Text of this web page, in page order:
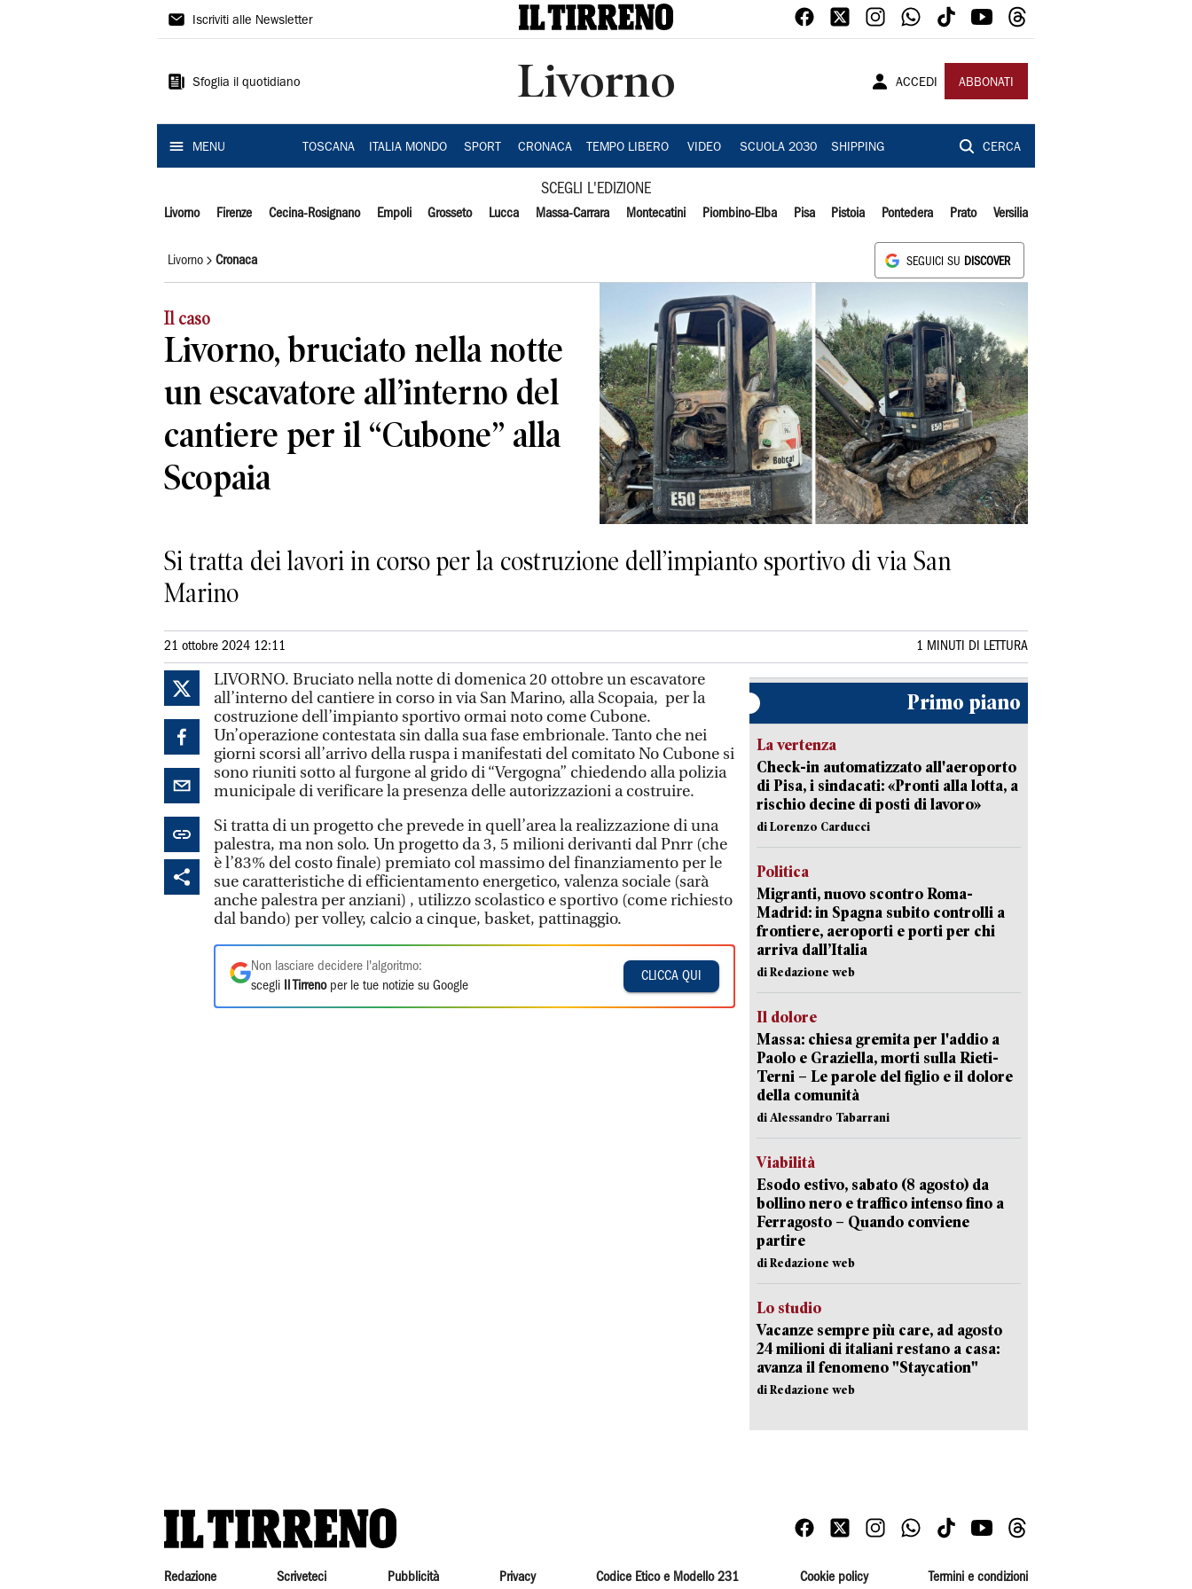
Il
Iscriviti alle Newsletter
Sfoglia il quotidiano Livorno ACCEDI ABBONATI
MENU TOSCANA ITALIA MONDO SPORT CRONACA TEMPO LIBERO VIDEO SCUOLA 2030 SHIPPING CERCA
SCEGLI L'EDIZIONE
Livorno Firenze Cecina-Rosignano Empoli Grosseto Lucca Massa-Carrara Montecatini Piombino-Elba Pisa Pistoia Pontedera Prato Versilia
Livorno Cronaca SEGUICI SU DISCOVER
Il caso
Livorno, bruciato nella notte
un escavatore all’interno del
cantiere per il “Cubone” alla
Scopaia
Si tratta dei lavori in corso per la costruzione dell’impianto sportivo di via San
Marino
21 ottobre 2024 12:11 1 MINUTI DI LETTURA
LIVORNO. Bruciato nella notte di domenica 20 ottobre un escavatore
all’interno del cantiere in corso in via San Marino, alla Scopaia, per la
costruzione dell’impianto sportivo ormai noto come Cubone.
Un’operazione contestata sin dalla sua fase embrionale. Tanto che nei
giorni scorsi all’arrivo della ruspa i manifestati del comitato No Cubone si
sono riuniti sotto al furgone al grido di “Vergogna” chiedendo alla polizia
municipale di verificare la presenza delle autorizzazioni a costruire.
Si tratta di un progetto che prevede in quell’area la realizzazione di una
palestra, ma non solo. Un progetto da 3, 5 milioni derivanti dal Pnrr (che
è l’83% del costo finale) premiato col massimo del finanziamento per le
sue caratteristiche di efficientamento energetico, valenza sociale (sarà
anche palestra per anziani) , utilizzo scolastico e sportivo (come richiesto
dal bando) per volley, calcio a cinque, basket, pattinaggio.
Non lasciare decidere l'algoritmo:
scegli
Il Tirrenoper le tue notizie su Google
CLICCA QUI
Primo piano
La vertenza
Check-in automatizzato all'aeroporto
di Pisa, i sindacati: «Pronti alla lotta, a
rischio decine di posti di lavoro»
di Lorenzo Carducci
Politica
Migranti, nuovo scontro Roma-
Madrid: in Spagna subito controlli a
frontiere, aeroporti e porti per chi
arriva dall’Italia
di Redazione web
Il dolore
Massa: chiesa gremita per l'addio a
Paolo e Graziella, morti sulla Rieti-
Terni – Le parole del figlio e il dolore
della comunità
di Alessandro Tabarrani
Viabilità
Esodo estivo, sabato (8 agosto) da
bollino nero e traffico intenso fino a
Ferragosto – Quando conviene
partire
di Redazione web
Lo studio
Vacanze sempre più care, ad agosto
24 milioni di italiani restano a casa:
avanza il fenomeno "Staycation"
di Redazione web
Redazione Scriveteci Pubblicità Privacy Codice Etico e Modello 231 Cookie policy Termini e condizioni